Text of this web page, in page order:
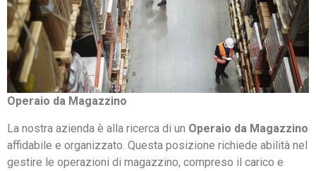
Operaio da Magazzino
La nostra azienda è alla ricerca di un Operaio da Magazzino
affidabile e organizzato. Questa posizione richiede abilità nel
gestire le operazioni di magazzino, compreso il carico e